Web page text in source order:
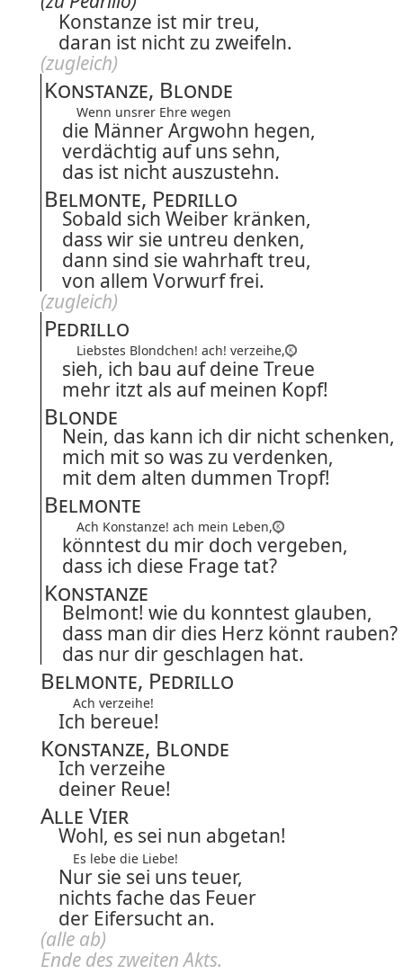
Konstanze ist mir treu,
daran ist nicht zu zweifeln.
(zugleich)
Konstanze, Blonde
Wenn unsrer Ehre wegen
die Männer Argwohn hegen,
verdächtig auf uns sehn,
das ist nicht auszustehn.
Belmonte, Pedrillo
Sobald sich Weiber kränken,
dass wir sie untreu denken,
dann sind sie wahrhaft treu,
von allem Vorwurf frei.
(zugleich)
Pedrillo
Liebstes Blondchen! ach! verzeihe,
sieh, ich bau auf deine Treue
mehr itzt als auf meinen Kopf!
Blonde
Nein, das kann ich dir nicht schenken,
mich mit so was zu verdenken,
mit dem alten dummen Tropf!
Belmonte
Ach Konstanze! ach mein Leben,
könntest du mir doch vergeben,
dass ich diese Frage tat?
Konstanze
Belmont! wie du konntest glauben,
dass man dir dies Herz könnt rauben?
das nur dir geschlagen hat.
Belmonte, Pedrillo
Ach verzeihe!
Ich bereue!
Konstanze, Blonde
Ich verzeihe
deiner Reue!
Alle Vier
Wohl, es sei nun abgetan!
Es lebe die Liebe!
Nur sie sei uns teuer,
nichts fache das Feuer
der Eifersucht an.
(alle ab)
Ende des zweitenAkts.